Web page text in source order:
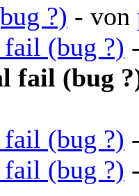
?) - von
(bug ?)
fail (bug
(bug ?)
(bug ?)